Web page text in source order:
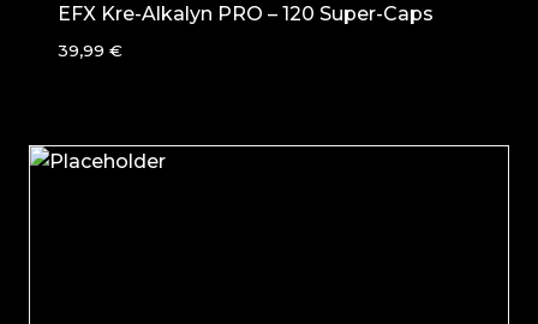
EFX Kre-Alkalyn PRO – 120 Super-Caps
39,99 €